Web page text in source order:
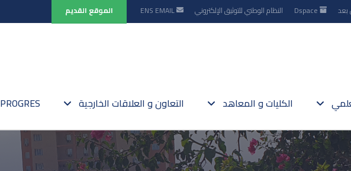
بعد Dspace النظام الوطني للتوثيق الإلكتروني EMAIL
ENS الموقع القديم
الكليات و المعاهد التعاون و العلاقات الخارجية PROGRES